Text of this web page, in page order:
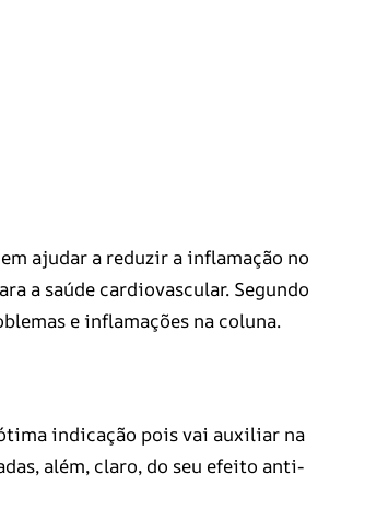
ajudar a reduzir a inflamação no
a saúde cardiovascular. Segundo
e inflamações na coluna.
indicação pois vai auxiliar na
além, claro, do seu efeito anti-